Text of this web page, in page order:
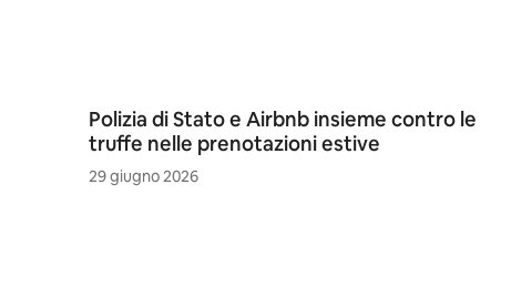
Polizia di Stato e Airbnb insieme contro le
truffe nelle prenotazioni estive
29 giugno 2026